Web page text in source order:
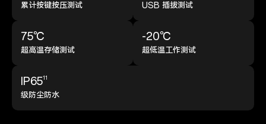
累计按键按压测试 USB 插拔测试
75℃
超高温存储测试
-20℃
超低温工作测试
IP6511
级防尘防水